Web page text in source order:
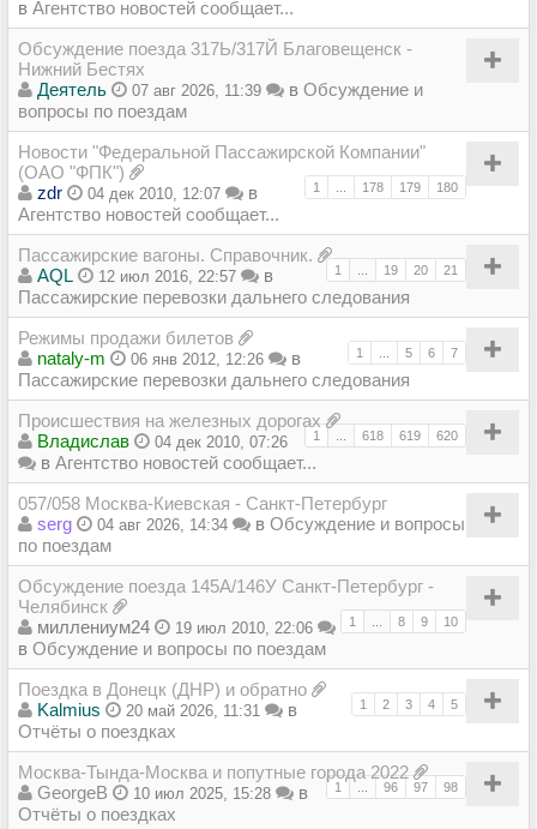
в Агентство новостей сообщает...
Обсуждение поезда 317Ь/317Й Благовещенск -
Нижний Бестях
Деятель
07 авг 2026, 11:39 в Обсуждение и
вопросы по поездам
Новости "Федеральной Пассажирской Компании"
(ОАО "ФПК")
1 178 179 180
zdr 04 дек 2010, 12:07
в
Агентство новостей сообщает...
Пассажирские вагоны. Справочник.
1 19 20 21
AQL 12 июл 2016, 22:57
в
Пассажирские перевозки дальнего следования
Режимы продажи билетов
1 5 6 7
nataly-m 06 янв 2012, 12:26
в
Пассажирские перевозки дальнего следования
Происшествия на железных дорогах
1 618 619 620
Владиcлав 04 дек 2010, 07:26
в Агентство новостей сообщает...
057/058 Москва-Киевская - Санкт-Петербург
serg
04 авг 2026, 14:34 в Обсуждение и вопросы
по поездам
Обсуждение поезда 145А/146У Санкт-Петербург -
Челябинск
1 8 9 10
миллениум24 19 июл 2010, 22:06
в Обсуждение и вопросы по поездам
Поездка в Донецк (ДНР) и обратно
1 2 3 4 5
Kalmius 20 май 2026, 11:31
в
Отчёты о поездках
Москва-Тында-Москва и попутные города 2022
1 96 97 98
GeorgeB 10 июл 2025, 15:28
в
Отчёты о поездках